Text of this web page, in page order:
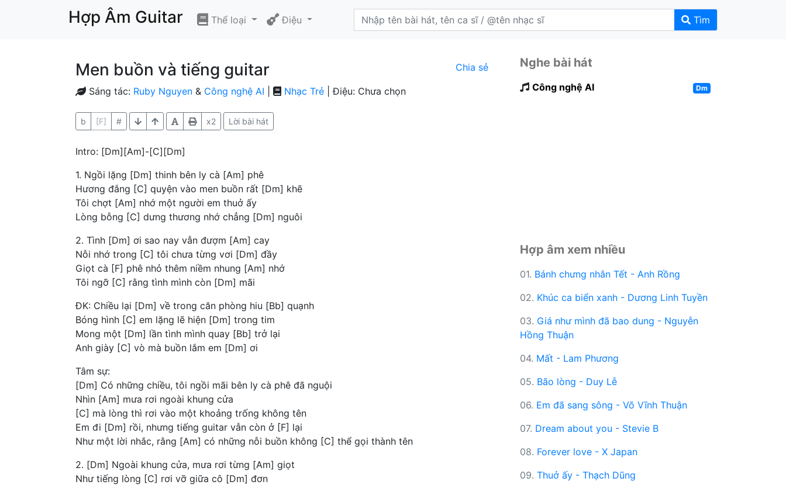
Hợp Âm Guitar Thể loại Điệu Tìm
Men buồn và tiếng guitar Chia sẻ
Sáng tác: Ruby Nguyen & Công nghệ AI Nhạc Trẻ | Điệu: Chưa chọn
b [F] # x2 Lời bài hát
Intro: [Dm][Am]-[C][Dm]
1. Ngồi lặng [Dm] thinh bên ly cà [Am] phê
Hương đắng [C] quyện vào men buồn rất [Dm] khẽ
Tôi chợt [Am] nhớ một người em thuở ấy
Lòng bỗng [C] dưng thương nhớ chẳng [Dm] nguôi
2. Tình [Dm] ơi sao nay vẫn đượm [Am] cay
Nỗi nhớ trong [C] tôi chưa từng vơi [Dm] đầy
Giọt cà [F] phê nhỏ thêm niềm nhung [Am] nhớ
Tôi ngỡ [C] rằng tình mình còn [Dm] mãi
ĐK: Chiều lại [Dm] về trong căn phòng hiu [Bb] quạnh
Bóng hình [C] em lặng lẽ hiện [Dm] trong tim
Mong một [Dm] lần tình mình quay [Bb] trở lại
Anh giày [C] vò mà buồn lắm em [Dm] ơi
Tâm sự:
[Dm] Có những chiều, tôi ngồi mãi bên ly cà phê đã nguội
Nhìn [Am] mưa rơi ngoài khung cửa
[C] mà lòng thì rơi vào một khoảng trống không tên
Em đi [Dm] rồi, nhưng tiếng guitar vẫn còn ở [F] lại
Như một lời nhắc, rằng [Am] có những nỗi buồn không [C] thể gọi thành tên
2. [Dm] Ngoài khung cửa, mưa rơi từng [Am] giọt
Như tiếng lòng [C] rơi vỡ giữa cô [Dm] đơn
Nghe bài hát
Công nghệ AI Dm
Hợp âm xem nhiều
01. Bánh chưng nhân Tết - Anh Rồng
02. Khúc ca biển xanh - Dương Linh Tuyền
03. Giá như mình đã bao dung - Nguyễn
Hồng Thuận
04. Mất - Lam Phương
05. Bão lòng - Duy Lễ
06. Em đã sang sông - Võ Vĩnh Thuận
07. Dream about you - Stevie B
08. Forever love - X Japan
09. Thuở ấy - Thạch Dũng